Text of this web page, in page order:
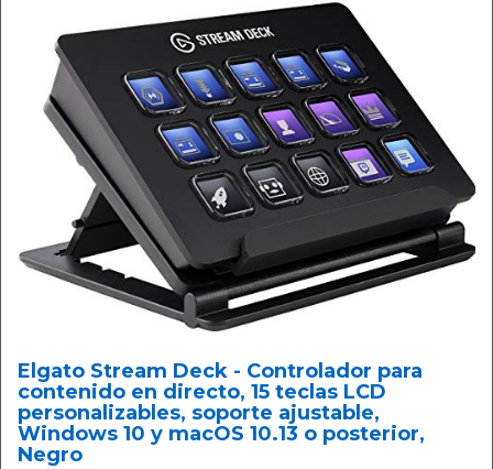
Elgato Stream Deck - Controlador para
contenido en directo, 15 teclas LCD
personalizables, soporte ajustable,
Windows 10 y macOS 10.13 o posterior,
Negro